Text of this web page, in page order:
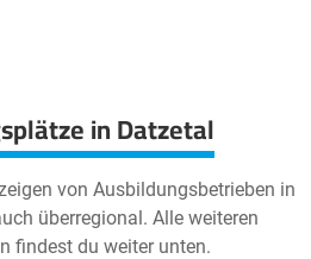
in Datzetal
von Ausbildungsbetrieben in
überregional. Alle weiteren
findest du weiter unten.